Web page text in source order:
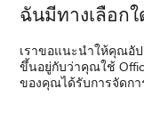
ฉันมีทางเลือกใ
เราขอแนะนำให้คุณอัป
ขึ้นอยู่กับว่าคุณใช้
ของคุณได้รับการจัดก